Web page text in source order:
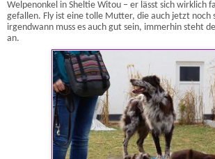
Welpenonkel in Sheltie Witou – er lässt sich wirklich
gefallen. Fly ist eine tolle Mutter, die auch jetzt noch
irgendwann muss es auch gut sein, immerhin steht
an.